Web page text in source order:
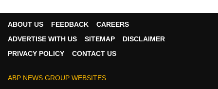
गुजरात के खिलाफ हारते ही CSK प्लेऑफ से बाहर
ABOUT US FEEDBACK
CAREERS
ADVERTISE WITH US
SITEMAP
DISCLAIMER
PRIVACY POLICY
CONTACT US
ABP NEWS GROUP WEBSITES